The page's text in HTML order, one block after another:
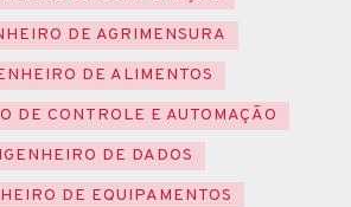
DE AGRIMENSURA
DE ALIMENTOS
DE CONTROLE E AUTOMAÇÃO
DE DADOS
DE EQUIPAMENTOS